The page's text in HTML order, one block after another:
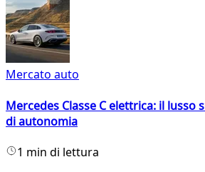
Mercato auto
Mercedes Classe C elettrica: il lusso
di autonomia
1 min di lettura